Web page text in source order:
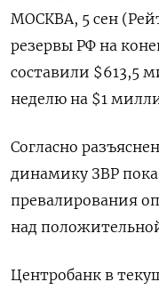
МОСКВА, 5 сен
резервы РФ на
составили $613,5
неделю на $1
Согласно
динамику ЗВР
превалирования
над
Центробанк в